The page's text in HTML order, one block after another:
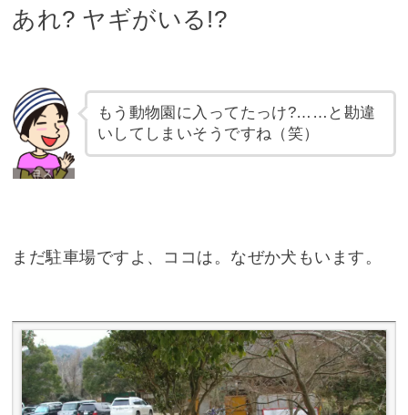
あれ? ヤギがいる!?
もう動物園に入ってたっけ?……と勘違
いしてしまいそうですね（笑）
まだ駐車場ですよ、ココは。なぜか犬もいます。